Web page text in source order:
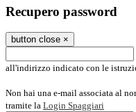
Recupero password
button close ×
all'indirizzo indicato con le
Non hai una e-mail associata al
tramite la Login Spaggiari